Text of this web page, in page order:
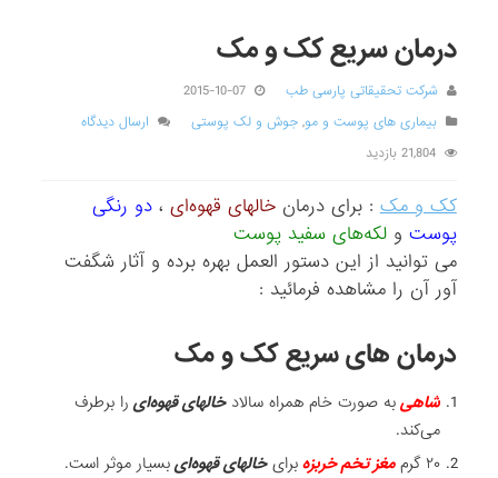
درمان سریع کک و مک
شرکت تحقیقاتی پارسی طب
2015-10-07
بیماری های پوست و مو,جوش و لک پوستی
ارسال دیدگاه
21,804 بازدید
کک و مک: برای درمانخالهای قهوه‌ای ،دو رنگی
پوست ولکه‌های سفید پوست
می توانید از این دستور العمل بهره برده و آثار شگفت
آور آن را مشاهده فرمائید :
درمان های سریع کک و مک
شاهیبه صورت خام همراه سالادخالهای قهوه‌ایرا برطرف
می‌کند.
۲۰ گرم
مغز تخم خربزهبرایخالهای قهوه‌ایبسیار موثر است.